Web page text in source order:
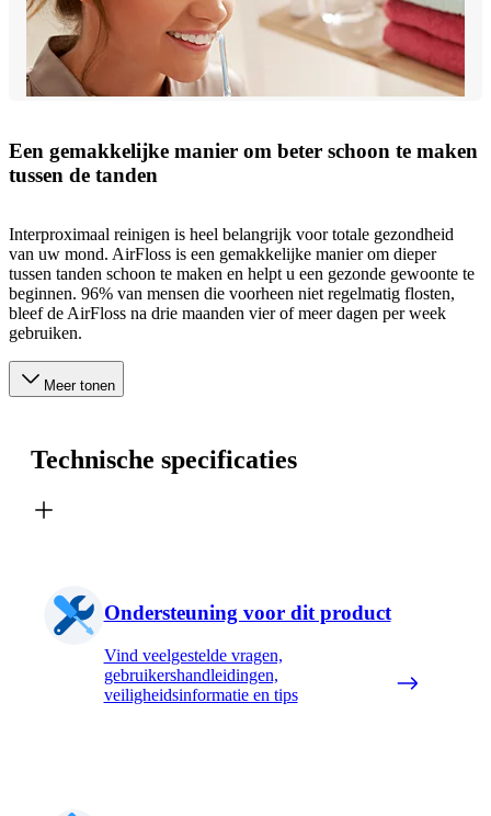
Een gemakkelijke manier om beter schoon te maken
tussen de tanden
Interproximaal reinigen is heel belangrijk voor totale gezondheid
van uw mond. AirFloss is een gemakkelijke manier om dieper
tussen tanden schoon te maken en helpt u een gezonde gewoonte te
beginnen. 96% van mensen die voorheen niet regelmatig flosten,
bleef de AirFloss na drie maanden vier of meer dagen per week
gebruiken.
Meer tonen
Technische specificaties
Ondersteuning voor dit product
Vind veelgestelde vragen,
gebruikershandleidingen,
veiligheidsinformatie en tips